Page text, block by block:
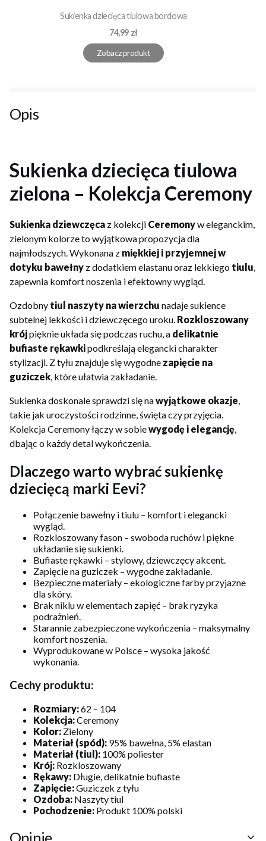
Sukienka dziecięca tiulowa bordowa
Cena
74,99 zł
Zobacz produkt
Opis
Sukienka dziecięca tiulowa
zielona – Kolekcja Ceremony
Sukienka dziewczęca z kolekcji Ceremonyw eleganckim,
zielonym kolorze to wyjątkowa propozycja dla
najmłodszych. Wykonana z miękkiej i przyjemnej w
dotyku bawełny z dodatkiem elastanu oraz lekkiego tiulu,
zapewnia komfort noszenia i efektowny wygląd.
Ozdobny tiul naszyty na wierzchu nadaje sukience
subtelnej lekkości i dziewczęcego uroku. Rozkloszowany
krójpięknie układa się podczas ruchu, a delikatnie
bufiaste rękawkipodkreślają elegancki charakter
stylizacji. Z tyłu znajduje się wygodne zapięcie na
guziczek, które ułatwia zakładanie.
Sukienka doskonale sprawdzi się nawyjątkowe okazje,
takie jak uroczystości rodzinne, święta czy przyjęcia.
Kolekcja Ceremony łączy w sobiewygodę i elegancję,
dbając o każdy detal wykończenia.
Dlaczego warto wybrać sukienkę
dziecięcą marki Eevi?
Połączenie bawełny i tiulu – komfort i elegancki
wygląd.
Rozkloszowany fason – swoboda ruchów i piękne
układanie się sukienki.
Bufiaste rękawki – stylowy, dziewczęcy akcent.
Zapięcie na guziczek – wygodne zakładanie.
Bezpieczne materiały – ekologiczne farby przyjazne
dla skóry.
Brak niklu w elementach zapięć – brak ryzyka
podrażnień.
Starannie zabezpieczone wykończenia – maksymalny
komfort noszenia.
Wyprodukowane w Polsce – wysoka jakość
wykonania.
Cechy produktu:
Rozmiary:62 – 104
Kolekcja:Ceremony
Kolor: Zielony
Materiał (spód): 95% bawełna, 5% elastan
Materiał (tiul): 100% poliester
Krój: Rozkloszowany
Rękawy: Długie, delikatnie bufiaste
Zapięcie:Guziczek z tyłu
Ozdoba: Naszyty tiul
Pochodzenie: Produkt 100% polski
Opinie